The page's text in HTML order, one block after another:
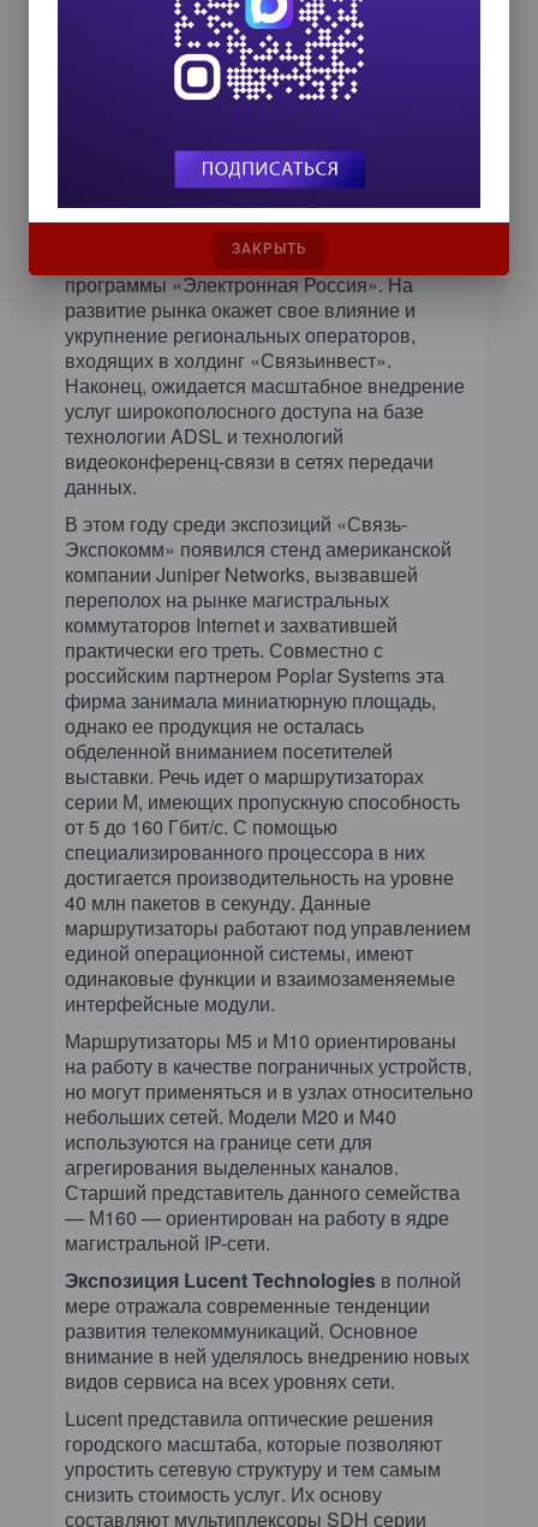
через различные беспроводные
транспортные среды. Ими могут являться
протоколы WAP, GPRS, а также
беспроводные сети стандарта IEEE 802.11b.
Зюзина, идеально соответствуют тенденции
развития телекоммуникационного рынка в
России. Большую роль в развитии
современной инфраструктуры связи должна
сыграть реализация федеральной целевой
программы «Электронная Россия». На
развитие рынка окажет свое влияние и
укрупнение региональных операторов,
входящих в холдинг «Связьинвест».
Наконец, ожидается масштабное внедрение
услуг широкополосного доступа на базе
технологии ADSL и технологий
видеоконференц-связи в сетях передачи
данных.
В этом году среди экспозиций «Связь-
Экспокомм» появился стенд американской
компании Juniper Networks, вызвавшей
переполох на рынке магистральных
коммутаторов Internet и захватившей
практически его треть. Совместно с
российским партнером Poplar Systems эта
фирма занимала миниатюрную площадь,
однако ее продукция не осталась
обделенной вниманием посетителей
выставки. Речь идет о маршрутизаторах
серии М, имеющих пропускную способность
от 5 до 160 Гбит/с. С помощью
специализированного процессора в них
достигается производительность на уровне
40 млн пакетов в секунду. Данные
маршрутизаторы работают под управлением
единой операционной системы, имеют
одинаковые функции и взаимозаменяемые
интерфейсные модули.
Маршрутизаторы М5 и М10 ориентированы
на работу в качестве пограничных устройств,
но могут применяться и в узлах относительно
небольших сетей. Модели М20 и М40
используются на границе сети для
агрегирования выделенных каналов.
Старший представитель данного семейства
— М160 — ориентирован на работу в ядре
магистральной IP-сети.
Экспозиция Lucent Technologies в полной
мере отражала современные тенденции
развития телекоммуникаций. Основное
внимание в ней уделялось внедрению новых
видов сервиса на всех уровнях сети.
Lucent представила оптические решения
городского масштаба, которые позволяют
упростить сетевую структуру и тем самым
снизить стоимость услуг. Их основу
составляют мультиплексоры SDH серии
ЗАКРЫТЬ